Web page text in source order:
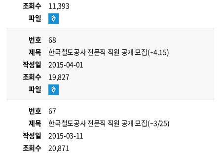
조회수
11,393
파일
번호
68
제목
한국철도공사 전문직 직원 공개 모집(~4.15)
작성일
2015-04-01
조회수
19,827
파일
번호
67
제목
한국철도공사 전문직 직원 공개 모집(~3/25)
작성일
2015-03-11
조회수
20,871